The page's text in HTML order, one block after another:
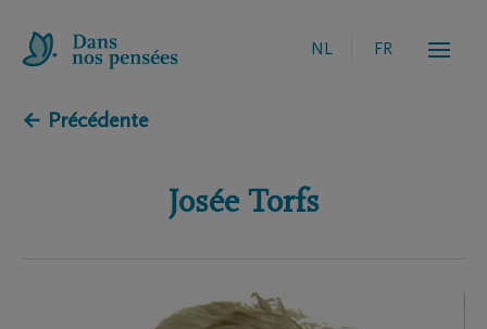
NL FR
← Précédente
Josée Torfs